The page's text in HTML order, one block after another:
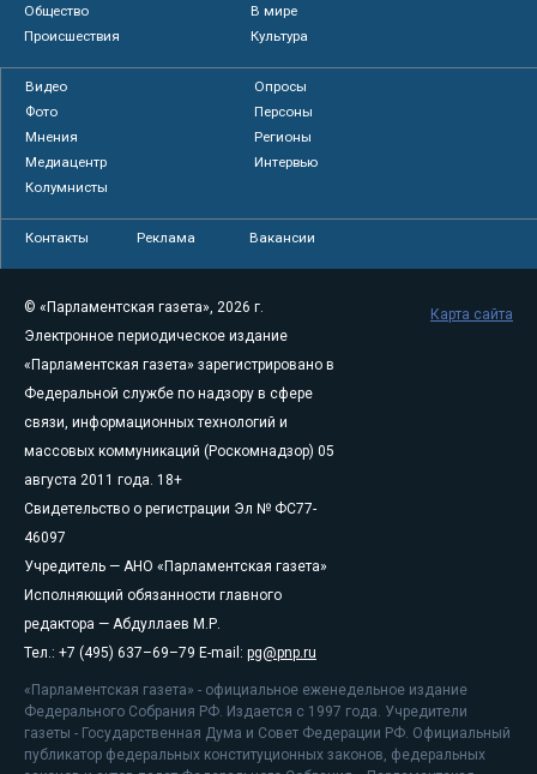
Общество
В мире
Происшествия
Культура
Видео
Опросы
Фото
Персоны
Мнения
Регионы
Медиацентр
Интервью
Колумнисты
Контакты Реклама Вакансии
© «Парламентская газета», 2026 г.
Электронное периодическое издание
«Парламентская газета» зарегистрировано в
Федеральной службе по надзору в сфере
связи, информационных технологий и
массовых коммуникаций (Роскомнадзор) 05
августа 2011 года. 18+
Свидетельство о регистрации Эл № ФС77-
46097
Учредитель — АНО «Парламентская газета»
Исполняющий обязанности главного
редактора — Абдуллаев М.Р.
Тел.: +7 (495) 637–69–79 E-mail: pg@pnp.ru
«Парламентская газета» - официальное еженедельное издание
Федерального Собрания РФ. Издается с 1997 года. Учредители
газеты - Государственная Дума и Совет Федерации РФ. Официальный
публикатор федеральных конституционных законов, федеральных
Карта сайта